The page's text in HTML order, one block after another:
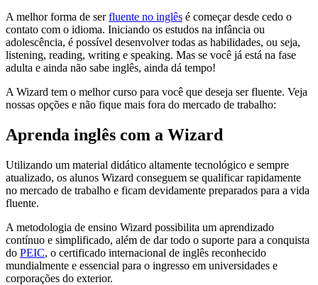
A melhor forma de serfluente no inglês é começar desde cedo o
contato com o idioma. Iniciando os estudos na infância ou
adolescência, é possível desenvolver todas as habilidades, ou seja,
listening, reading, writing e speaking. Mas se você já está na fase
adulta e ainda não sabe inglês, ainda dá tempo!
A Wizard tem o melhor curso para você que deseja ser fluente. Veja
nossas opções e não fique mais fora do mercado de trabalho:
Aprenda inglês com a Wizard
Utilizando um material didático altamente tecnológico e sempre
atualizado, os alunos Wizard conseguem se qualificar rapidamente
no mercado de trabalho e ficam devidamente preparados para a vida
fluente.
A metodologia de ensino Wizard possibilita um aprendizado
contínuo e simplificado, além de dar todo o suporte para a conquista
do PEIC, o certificado internacional de inglês reconhecido
mundialmente e essencial para o ingresso em universidades e
corporações do exterior.